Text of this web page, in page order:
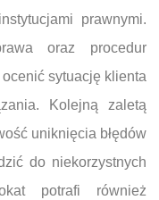
prawnymi.
oraz procedur
sytuację klienta
Kolejną zaletą
uniknięcia błędów
do niekorzystnych
potrafi również